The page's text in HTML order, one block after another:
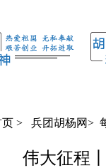
页 > 兵团胡杨网>
伟大征程